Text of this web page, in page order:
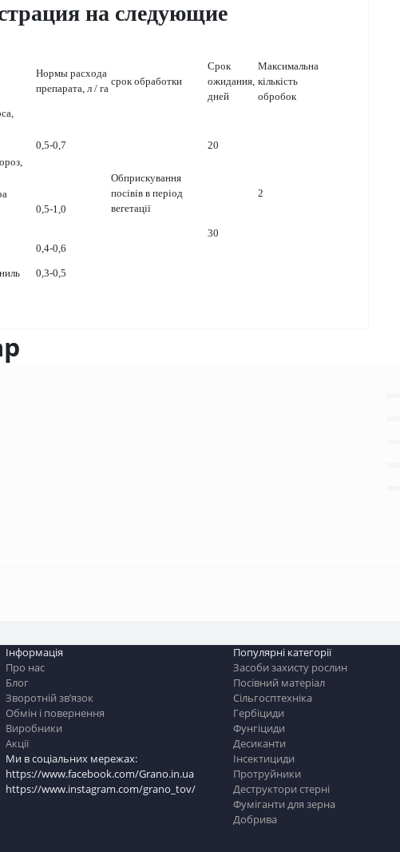
на следующие
Нормы расхода
препарата, л / га
срок обработки
Срок
ожидания,
дней
Максимальна
кількість
обробок
0,5-0,7
Обприскування
посівів в період
вегетації
20
2
0,5-1,0
30
0,4-0,6
0,3-0,5
Інформація
Про нас
Блог
Зворотній зв’язок
Обмін і повернення
Виробники
Акції
Ми в соціальних мережах:
https://www.facebook.com/Grano.in.ua
https://www.instagram.com/grano_tov/
Популярні категорії
Засоби захисту рослин
Посівний матеріал
Сільгосптехніка
Гербіциди
Фунгіциди
Десиканти
Інсектициди
Протруйники
Деструктори стерні
Фуміганти для зерна
Добрива